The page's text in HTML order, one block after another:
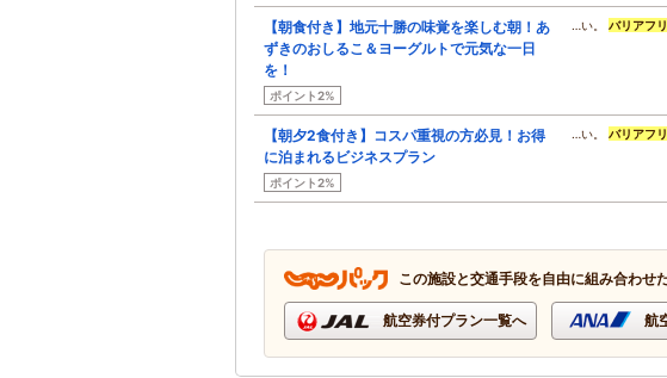
【朝食付き】地元十勝の味覚を楽しむ朝！あ
ずきのおしるこ＆ヨーグルトで元気な一日
を！
ポイント2%
…い。 バリアフ
【朝夕2食付き】コスパ重視の方必見！お得
に泊まれるビジネスプラン
ポイント2%
…い。 バリアフ
この施設と交通手段を自由に組み合わせ
航空券付プラン一覧へ 航